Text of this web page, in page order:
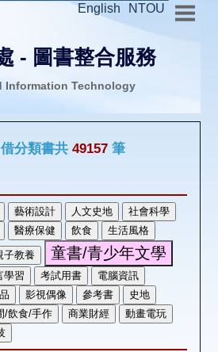
NTOU
English
- 圖書整合服務
Information Technology
推廣活動
圖書互借
線上報名
申請表單
分類書共 49157筆